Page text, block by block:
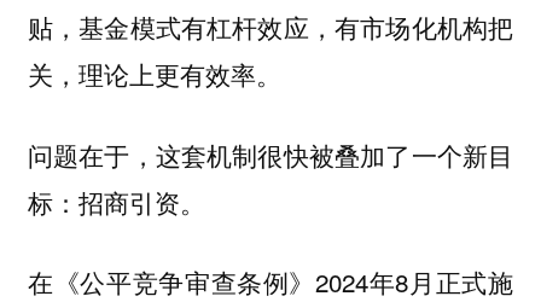
贴，基金模式有杠杆效应，有市场化机构把
关，理论上更有效率。
问题在于，这套机制很快被叠加了一个新目
标：招商引资。
在《公平竞争审查条例》2024年8月正式施